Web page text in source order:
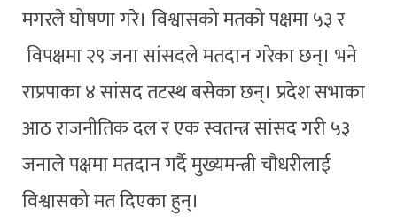
मगरले घोषणा गरे। विश्वासको मतको पक्षमा ५३ र
विपक्षमा २९ जना सांसदले मतदान गरेका छन्। भने
राप्रपाका ४ सांसद तटस्थ बसेका छन्। प्रदेश सभाका
आठ राजनीतिक दल र एक स्वतन्त्र सांसद गरी ५३
जनाले पक्षमा मतदान गर्दै मुख्यमन्त्री चौधरीलाई
विश्वासको मत दिएका हुन्।